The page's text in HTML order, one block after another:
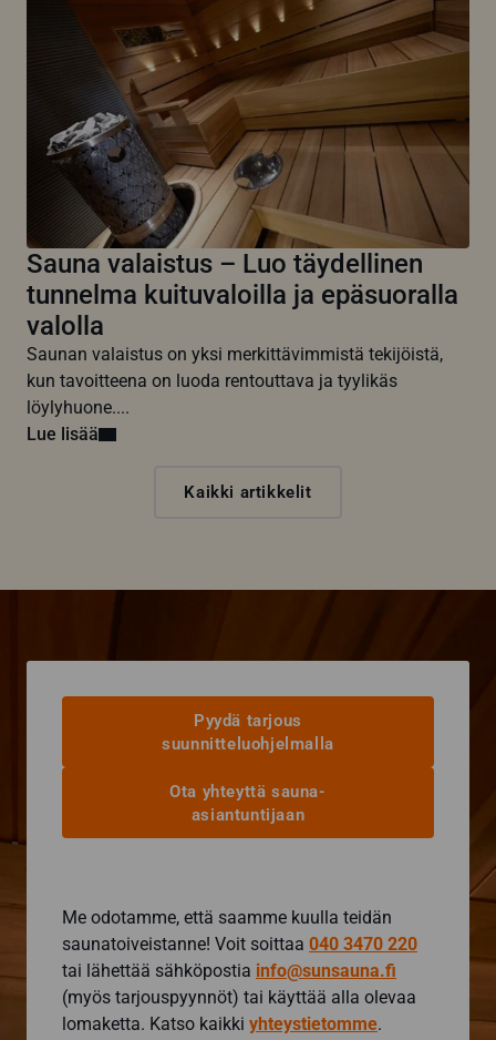
Sauna valaistus – Luo täydellinen
tunnelma kuituvaloilla ja epäsuoralla
valolla
Saunan valaistus on yksi merkittävimmistä tekijöistä,
kun tavoitteena on luoda rentouttava ja tyylikäs
löylyhuone....
Lue lisää
Kaikki artikkelit
Pyydä tarjous
suunnitteluohjelmalla
Ota yhteyttä sauna-
asiantuntijaan
Me odotamme, että saamme kuulla teidän
saunatoiveistanne! Voit soittaa 040 3470 220
tai lähettää sähköpostia info@sunsauna.fi
(myös tarjouspyynnöt) tai käyttää alla olevaa
lomaketta. Katso kaikki yhteystietomme.